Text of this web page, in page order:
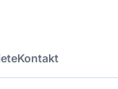
Kontakt